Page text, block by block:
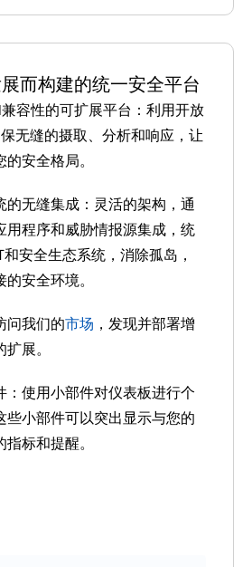
而构建的统一安全平台
容性的可扩展平台 ：利用开放
无缝的摄取、分析和响应，让
安全格局。
的无缝集成 ：灵活的架构，通
用程序和威胁情报源集成，统
安全生态系统，消除孤岛，
安全环境。
问我们的市场 ，发现并部署增
展。
：使用小部件对仪表板进行个
些小部件可以突出显示与您的
标和提醒。